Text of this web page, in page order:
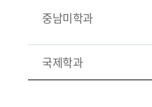
중남미학과
국제학과